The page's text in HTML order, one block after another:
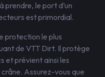
prendre, le port d’un
est primordial.
protection le plus
de VTT Dirt. Il protège
et prévient ainsi les
Assurez-vous que